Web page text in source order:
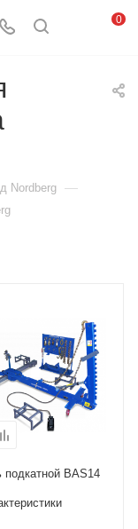
0
Nordberg —
подкатной BAS14